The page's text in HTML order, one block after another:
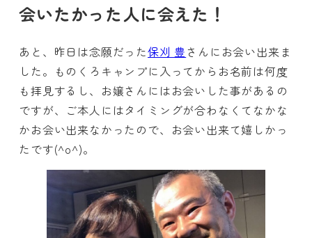
会いたかった人に会えた！
あと、昨日は念願だった保刈 豊さんにお会い出来ま
した。ものくろキャンプに入ってからお名前は何度
も拝見するし、お嬢さんにはお会いした事があるの
ですが、ご本人にはタイミングが合わなくてなかな
かお会い出来なかったので、お会い出来て嬉しかっ
たです(^o^)。